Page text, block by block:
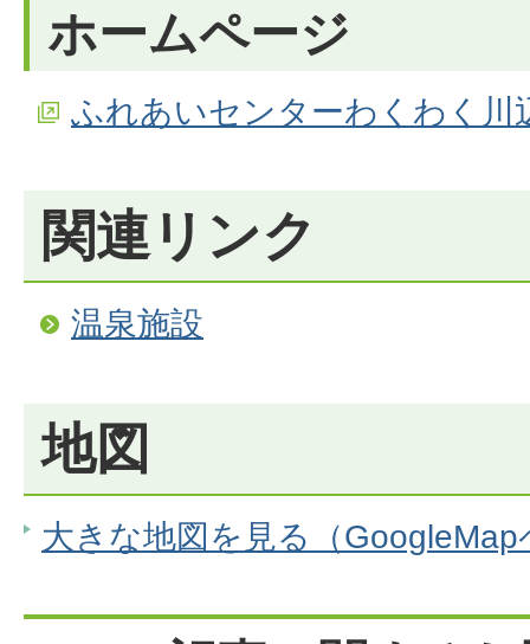
ホームページ
ふれあいセンターわくわく川
関連リンク
温泉施設
地図
大きな地図を見る（GoogleMap